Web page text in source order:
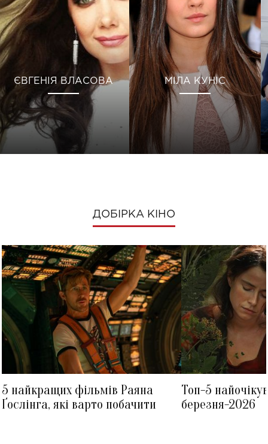
ЄВГЕНІЯ ВЛАСОВА МІЛА КУНІС
ДОБІРКА КІНО
5 найкращих фільмів Раяна
Ґослінга, які варто побачити
Топ-5
березня-2026